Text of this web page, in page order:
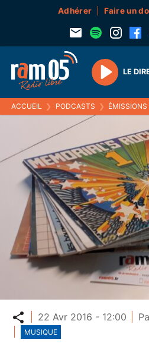
Adhérer Faire un
Play
LE
ACCUEIL ❯ PODCASTS ❯
Partager
22 Avr 2016 - 12:00
MUSIQUE